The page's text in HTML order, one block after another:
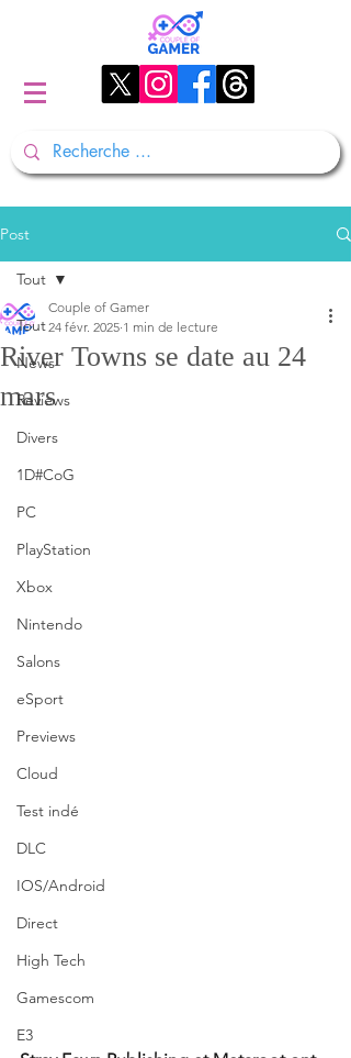
Post
Tout
News
Reviews
Divers
1D#CoG
PC
PlayStation
Xbox
Nintendo
Salons
eSport
Previews
Cloud
Test indé
DLC
IOS/Android
Direct
High Tech
Gamescom
E3
Tout
River Towns se date au 24
mars
Couple of Gamer
24 févr. 2025 1 min de lecture